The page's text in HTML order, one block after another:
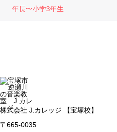
年長〜小学3年生
株式会社 J.カレッジ 【宝塚校】
〒665-0035